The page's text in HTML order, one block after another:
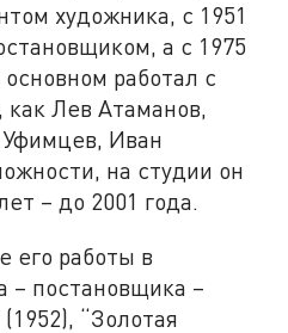
художника, с 1951
а с 1975
работал с
Лев Атаманов,
Иван
на студии он
– до 2001 года.
его работы в
– постановщика –
“Золотая